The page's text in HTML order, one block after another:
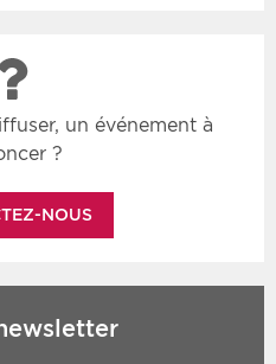
un événement à
?
NOUS